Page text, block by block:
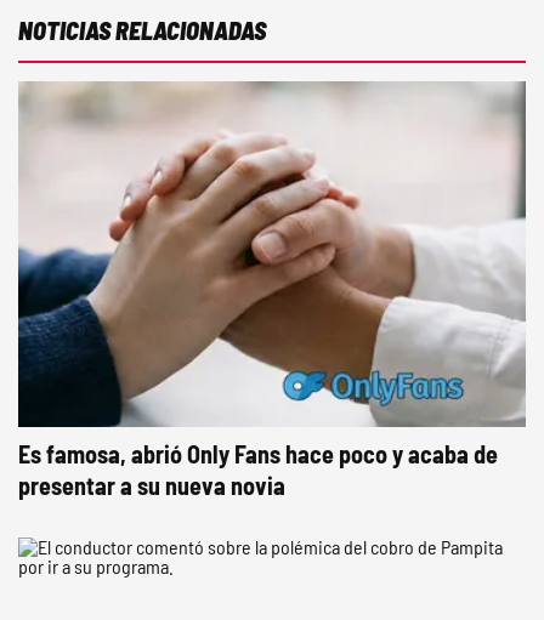
NOTICIAS RELACIONADAS
Es famosa, abrió Only Fans hace poco y acaba de
presentar a su nueva novia